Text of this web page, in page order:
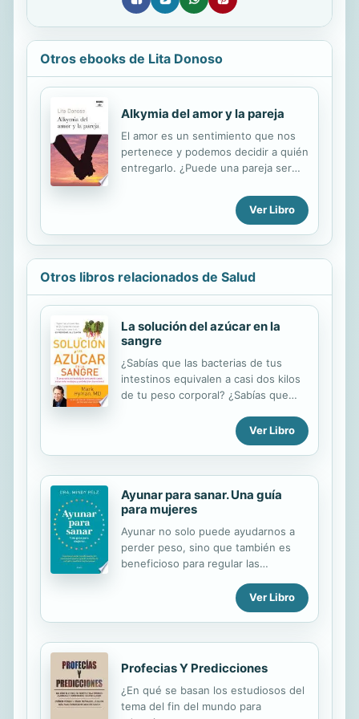
Otros ebooks de Lita Donoso
Alkymia del amor y la pareja
El amor es un sentimiento que nos
pertenece y podemos decidir a quién
entregarlo. ¿Puede una pareja ser
siempre en la vida real?
Ver Libro
Otros libros relacionados de Salud
La solución del azúcar en la
sangre
¿Sabías que las bacterias de tus
intestinos equivalen a casi dos kilos
de tu peso corporal? ¿Sabías que
dieta sana? La solución del azúcar en
la sangre es un libro impactante,
práctico y revelador. El programa
súper sano para perder peso,
combatir las enfermedades y
sentirse genial, ¡ahora! El Dr. Hyman
perder peso y prevenir, no sólo la
diabetes, también problemas
cardíacos, demencia y cáncer, es
mantener los niveles de insulina
balanceados. El Dr. Hyman describe
las claves para lograr una buena
Ver Libro
Ayunar para sanar. Una guía
para mujeres
Ayunar no solo puede ayudarnos a
perder peso, sino que también es
beneficioso para regular las
libro es un manual pensado
específicamente para mujeres que
manera correcta y aprovechar todos
ofrece. A través de los consejos de
la doctora Pelz aprendernos
protocolos y estrategias probadas en
Ver Libro
Profecias Y Predicciones
¿En qué se basan los estudiosos del
tema del fin del mundo para